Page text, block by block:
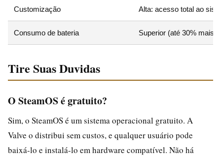
Customização Alta: acesso total ao
Consumo de bateria Superior (até 30% mais
Tire Suas Duvidas
O SteamOS é gratuito?
Sim, o SteamOS é um sistema operacional gratuito. A
Valve o distribui sem custos, e qualquer usuário pode
baixá-lo e instalá-lo em hardware compatível. Não há